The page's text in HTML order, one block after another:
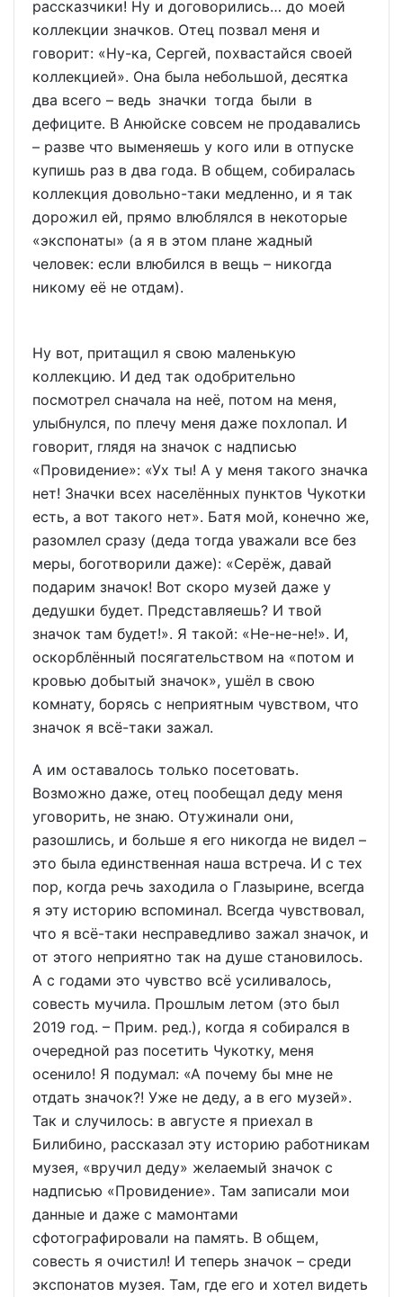
рассказчики! Ну и договорились… до моей
коллекции значков. Отец позвал меня и
говорит: «Ну-ка, Сергей, похвастайся своей
коллекцией». Она была небольшой, десятка
два всего – ведь значки тогда были в
дефиците. В Анюйске совсем не продавались
– разве что выменяешь у кого или в отпуске
купишь раз в два года. В общем, собиралась
коллекция довольно-таки медленно, и я так
дорожил ей, прямо влюблялся в некоторые
«экспонаты» (а я в этом плане жадный
человек: если влюбился в вещь – никогда
никому её не отдам).
Ну вот, притащил я свою маленькую
коллекцию. И дед так одобрительно
посмотрел сначала на неё, потом на меня,
улыбнулся, по плечу меня даже похлопал. И
говорит, глядя на значок с надписью
«Провидение»: «Ух ты! А у меня такого значка
нет! Значки всех населённых пунктов Чукотки
есть, а вот такого нет». Батя мой, конечно же,
разомлел сразу (деда тогда уважали все без
меры, боготворили даже): «Серёж, давай
подарим значок! Вот скоро музей даже у
дедушки будет. Представляешь? И твой
значок там будет!». Я такой: «Не-не-не!». И,
оскорблённый посягательством на «потом и
кровью добытый значок», ушёл в свою
комнату, борясь с неприятным чувством, что
значок я всё-таки зажал.
А им оставалось только посетовать.
Возможно даже, отец пообещал деду меня
уговорить, не знаю. Отужинали они,
разошлись, и больше я его никогда не видел –
это была единственная наша встреча. И с тех
пор, когда речь заходила о Глазырине, всегда
я эту историю вспоминал. Всегда чувствовал,
что я всё-таки несправедливо зажал значок, и
от этого неприятно так на душе становилось.
А с годами это чувство всё усиливалось,
совесть мучила. Прошлым летом (это был
2019 год. – Прим. ред.), когда я собирался в
очередной раз посетить Чукотку, меня
осенило! Я подумал: «А почему бы мне не
отдать значок?! Уже не деду, а в его музей».
Так и случилось: в августе я приехал в
Билибино, рассказал эту историю работникам
музея, «вручил деду» желаемый значок с
надписью «Провидение». Там записали мои
данные и даже с мамонтами
сфотографировали на память. В общем,
совесть я очистил! И теперь значок – среди
экспонатов музея. Там, где его и хотел видеть